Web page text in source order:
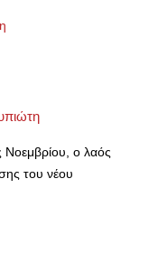
ο λαός
του νέου